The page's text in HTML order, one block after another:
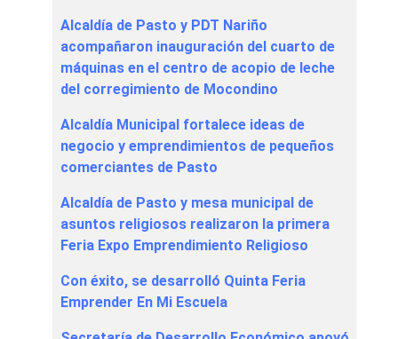
Alcaldía de Pasto y PDT Nariño
acompañaron inauguración del cuarto de
máquinas en el centro de acopio de leche
del corregimiento de Mocondino
Alcaldía Municipal fortalece ideas de
negocio y emprendimientos de pequeños
comerciantes de Pasto
Alcaldía de Pasto y mesa municipal de
asuntos religiosos realizaron la primera
Feria Expo Emprendimiento Religioso
Con éxito, se desarrolló Quinta Feria
Emprender En Mi Escuela